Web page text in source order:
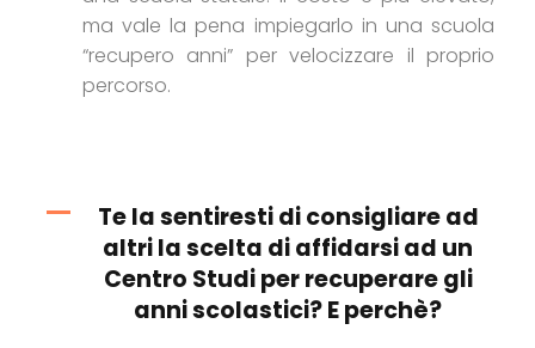
ma vale la pena impiegarlo in una scuola
“recupero anni” per velocizzare il proprio
percorso.
Te la sentiresti di consigliare ad
altri la scelta di affidarsi ad un
Centro Studi per recuperare gli
anni scolastici? E perchè?